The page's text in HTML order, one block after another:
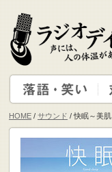
HOME / サウンド / 快眠～美肌